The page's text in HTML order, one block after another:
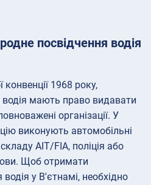
посвідчення водія
конвенції 1968 року,
водія мають право видавати
організації. У
виконують автомобільні
AIT/FIA, поліція або
Щоб отримати
у В'єтнамі, необхідно